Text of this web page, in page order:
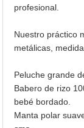
profesional.
Nuestro práctico
metálicas,
Peluche grande
Babero de rizo
bebé bordado.
Manta polar